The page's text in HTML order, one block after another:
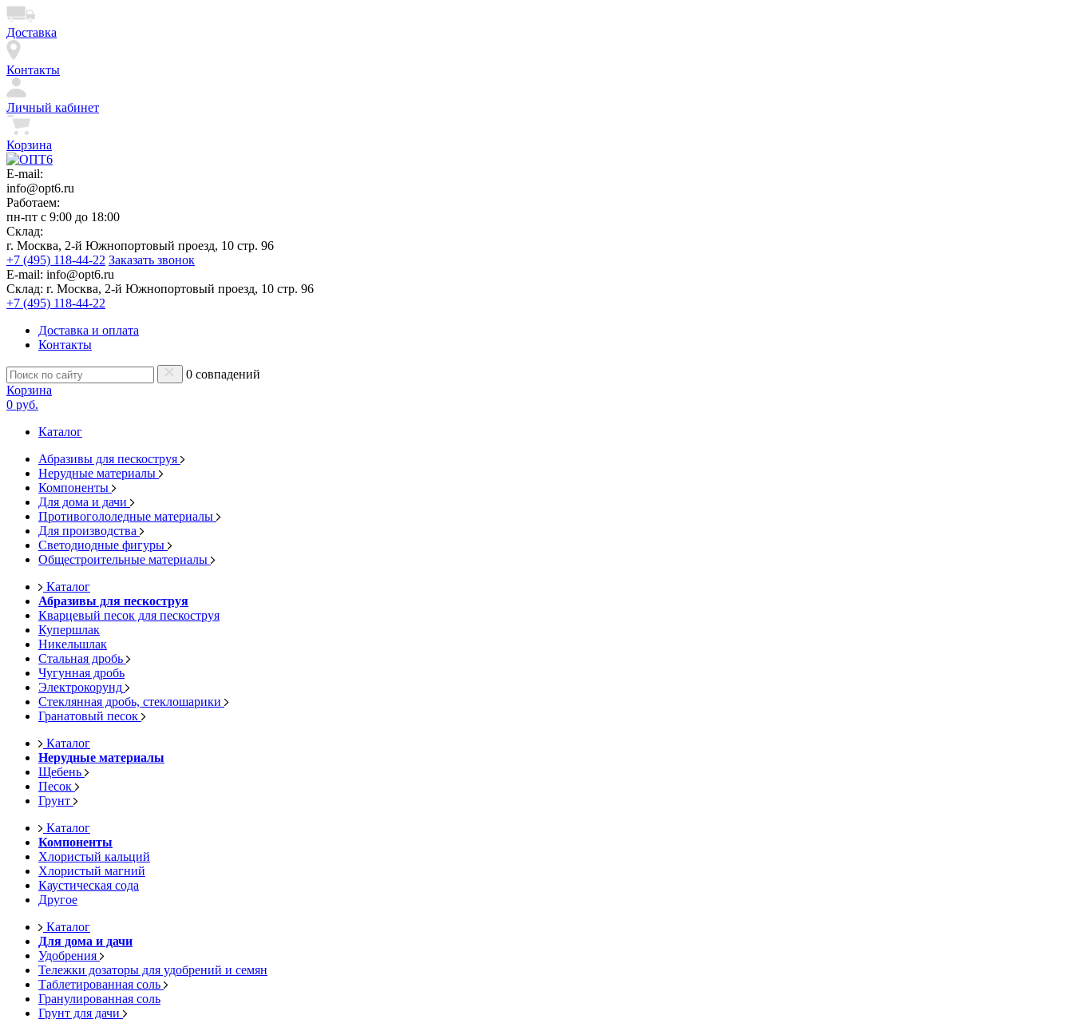
Доставка
Контакты
Личный кабинет
Корзина
E-mail:
info@opt6.ru
Работаем:
пн-пт с 9:00 до 18:00
Склад:
г. Москва, 2-й Южнопортовый проезд, 10 стр. 96
+7 (495) 118-44-22 Заказать звонок
E-mail: info@opt6.ru
Склад: г. Москва, 2-й Южнопортовый проезд, 10 стр. 96
+7 (495) 118-44-22
Доставка и оплата
Контакты
0 совпадений
Корзина
0 руб.
Каталог
Абразивы для пескоструя
Нерудные материалы
Компоненты
Для дома и дачи
Противогололедные материалы
Для производства
Светодиодные фигуры
Общестроительные материалы
Каталог
Абразивы для пескоструя
Кварцевый песок для пескоструя
Купершлак
Никельшлак
Стальная дробь
Чугунная дробь
Электрокорунд
Стеклянная дробь, стеклошарики
Гранатовый песок
Каталог
Нерудные материалы
Щебень
Песок
Грунт
Каталог
Компоненты
Хлористый кальций
Хлористый магний
Каустическая сода
Другое
Каталог
Для дома и дачи
Удобрения
Тележки дозаторы для удобрений и семян
Таблетированная соль
Гранулированная соль
Грунт для дачи